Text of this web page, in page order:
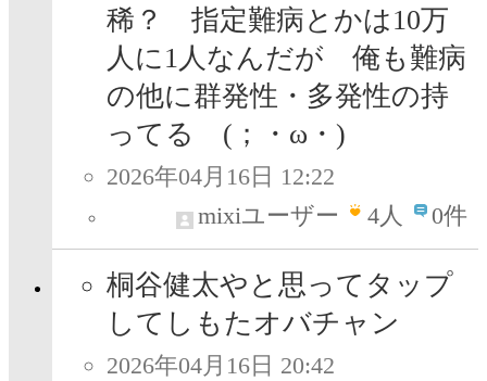
稀？ 指定難病とかは10万
人に1人なんだが 俺も難病
の他に群発性・多発性の持
ってる (；・ω・)
2026年04月16日 12:22
mixiユーザー
4人 0件
桐谷健太やと思ってタップ
してしもたオバチャン
2026年04月16日 20:42